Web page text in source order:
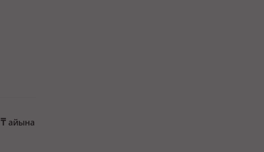
₸ айына